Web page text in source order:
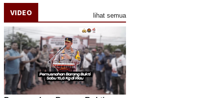
VIDEO lihat semua